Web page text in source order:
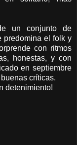
un conjunto de
predomina el folk y
con ritmos
honestas, y con
en septiembre
críticas.
detenimiento!